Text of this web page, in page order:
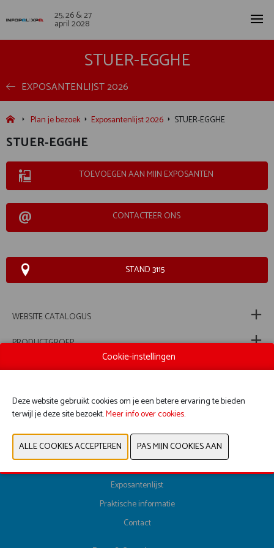
25, 26 & 27
april 2028
STUER-EGGHE
EXPOSANTENLIJST 2026
Plan je bezoek Exposantenlijst 2026 STUER-EGGHE
STUER-EGGHE
TOEVOEGEN AAN MIJN EXPOSANTEN
CONTACTEER ONS
STAND 3115
WEBSITE CATALOGUS
PRODUCTGROEP
Exposantenlijst
Praktische informatie
Contact
Cookie-instellingen
Deze website gebruikt cookies om je een betere ervaring te bieden
terwijl je deze site bezoekt.Meer info over cookies.